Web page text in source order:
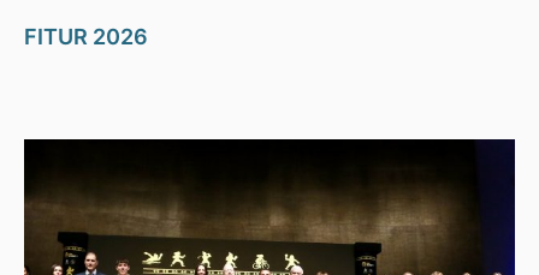
FITUR 2026